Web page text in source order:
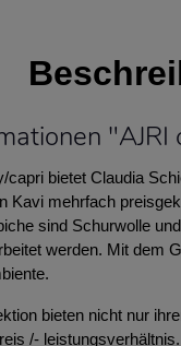
"AJRI
bietet Claudia
Kavi mehrfach
sind Schurwolle
werden. Mit dem
bieten nicht nur
/- leistungsverhältnis.